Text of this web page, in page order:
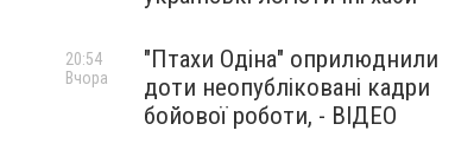
"Птахи Одіна" оприлюднили
доти неопубліковані кадри
бойової роботи, - ВІДЕО
20:54
Вчора